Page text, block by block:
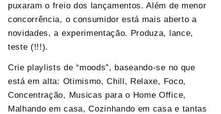
puxaram o freio dos lançamentos. Além de menor
concorrência, o consumidor está mais aberto a
novidades, a experimentação. Produza, lance,
teste (!!!).
Crie playlists de “moods”, baseando-se no que
está em alta: Otimismo, Chill, Relaxe, Foco,
Concentração, Musicas para o Home Office,
Malhando em casa, Cozinhando em casa e tantas